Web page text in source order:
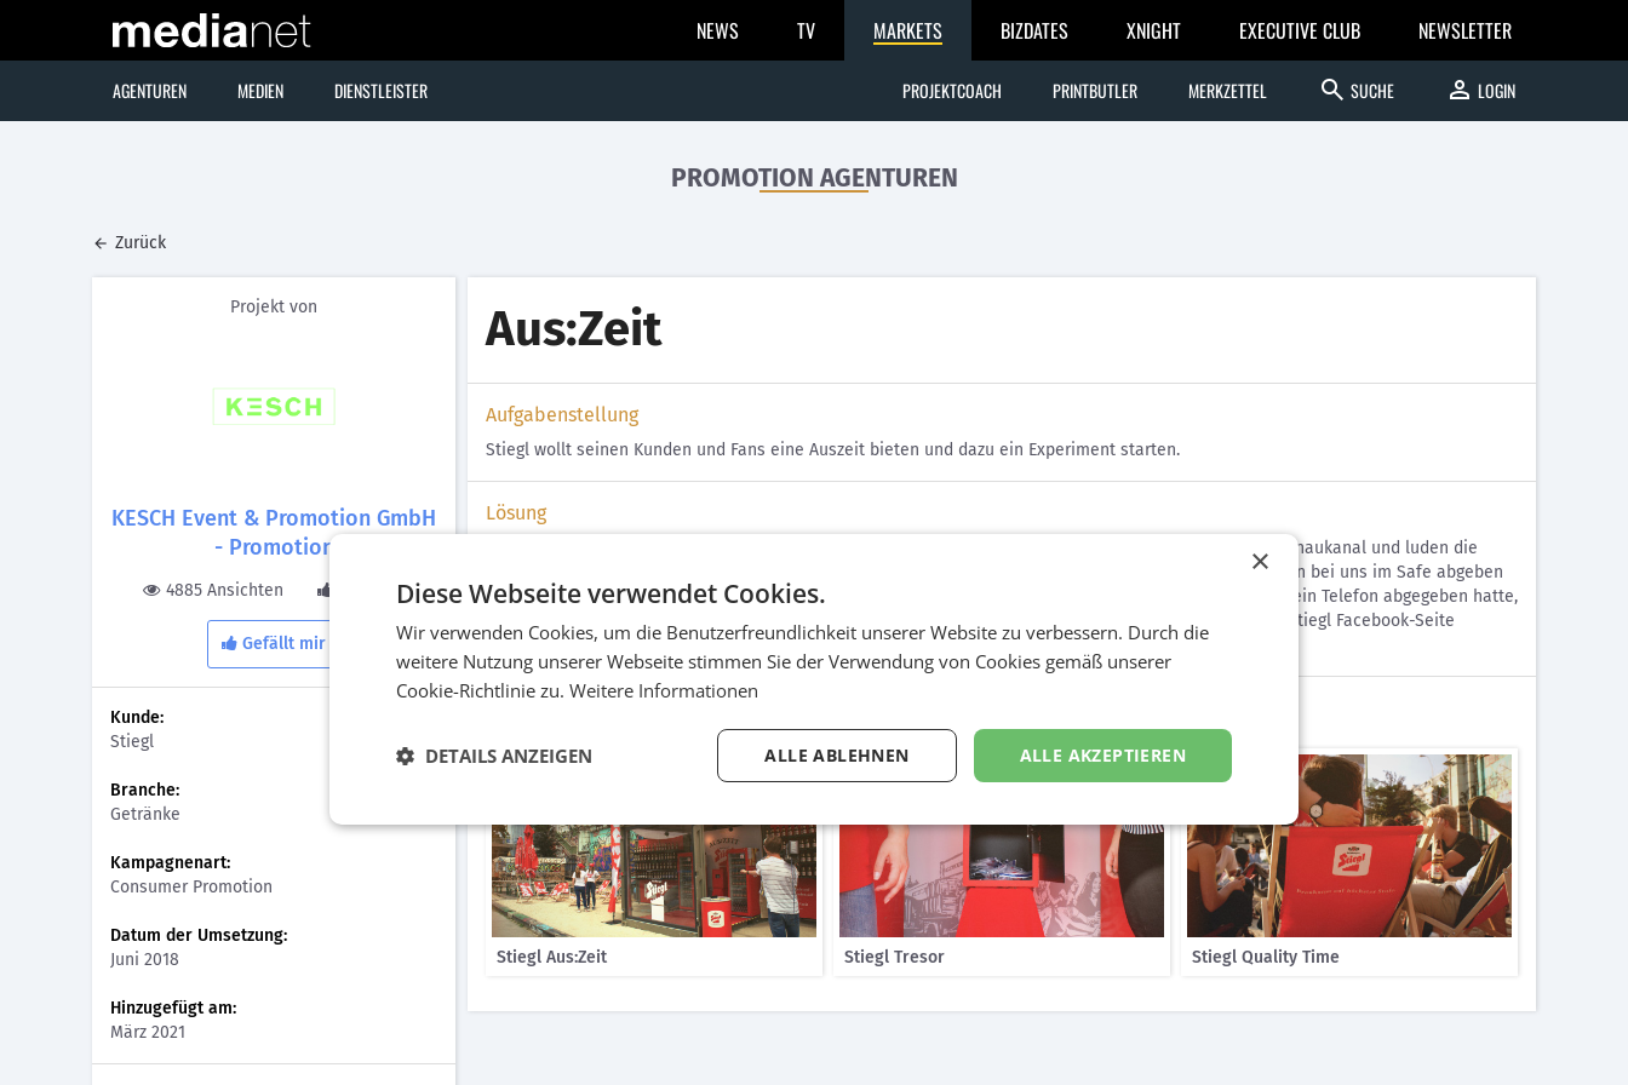
NEWS TV MARKETS BIZDATES XNIGHT EXECUTIVE CLUB NEWSLETTER
AGENTUREN MEDIEN DIENSTLEISTER PROJEKTCOACH PRINTBUTLER MERKZETTEL search SUCHE person LOGIN
PROMOTION AGENTUREN
Zurück
Projekt von
KESCH Event & Promotion GmbH
- Promotion
4885 Ansichten 0 Gefällt
Gefällt mir
Kunde:
Stiegl
Branche:
Getränke
Kampagnenart:
Consumer Promotion
Datum der Umsetzung:
Juni 2018
Hinzugefügt am:
März 2021
Aus:Zeit
Aufgabenstellung
Stiegl wollt seinen Kunden und Fans eine Auszeit bieten und dazu ein Experiment starten.
Lösung
Um das Live Experiment umzusetzen, installierten wir einen gebrandeten Container direkt am Wiener Donaukanal und luden die
Passanten und Fans ein, sich eine Social Media Auszeit zu nehmen. Dazu mussten sie nur ihr Mobiltelefon bei uns im Safe abgeben
und einsperren und bekamen dafür ein kühles Stiegl Bier zum Genuss und Quality Time. Je länger man sein Telefon abgegeben hatte,
desto höher war die Chance auf div. Gewinne. Zusätzlich wurde das Experiment auch live direkt auf der Stiegl Facebook-Seite
übertragen - die sich auch danach für 1 Monat eine Auszeit nahm.
Stiegl Aus:Zeit Stiegl Tresor Stiegl Quality Time
×
Diese Webseite verwendet Cookies.
Wir verwenden Cookies, um die Benutzerfreundlichkeit unserer Website zu verbessern. Durch die
weitere Nutzung unserer Webseite stimmen Sie der Verwendung von Cookies gemäß unserer
Cookie-Richtlinie zu. Weitere Informationen
ALLE AKZEPTIEREN
ALLE ABLEHNEN
DETAILS ANZEIGEN